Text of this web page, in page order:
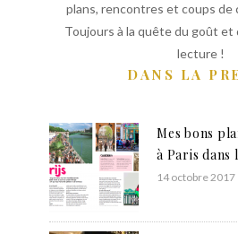
plans, rencontres et coups de
Toujours à la quête du goût et
lecture !
DANS LA
Mes bons
à Paris dans
14 octobre 2017